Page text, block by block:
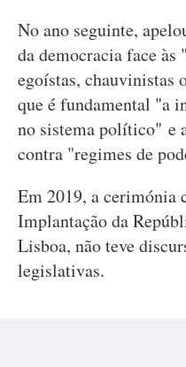
No ano seguinte,
da democracia face às
egoístas, chauvinistas
que é fundamental "a
no sistema político" e
contra "regimes de
Em 2019, a cerimónia
Implantação da
Lisboa, não teve
legislativas.